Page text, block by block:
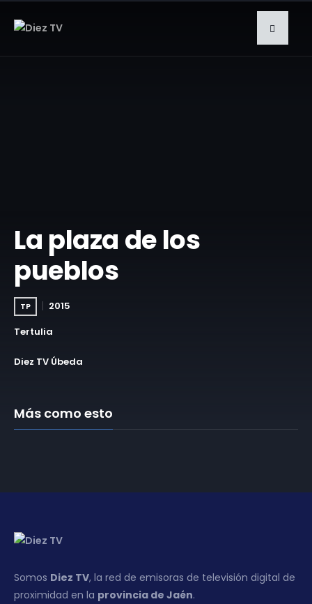
La plaza de los
pueblos
TP
2015
Tertulia
Diez TV Úbeda
Más como esto
Somos Diez TV, la red de emisoras de televisión digital de
proximidad en la provincia de Jaén.